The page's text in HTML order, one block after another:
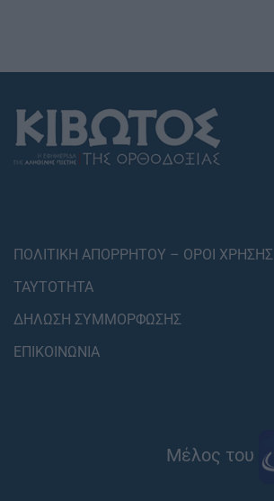
ΠΟΛΙΤΙΚΗ ΑΠΟΡΡΗΤΟΥ – ΟΡΟΙ ΧΡΗΣΗΣ
ΤΑΥΤΟΤΗΤΑ
ΔΗΛΩΣΗ ΣΥΜΜΟΡΦΩΣΗΣ
ΕΠΙΚΟΙΝΩΝΙΑ
Μέλος του